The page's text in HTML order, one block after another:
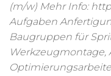
(m/w) Mehr Info:
Aufgaben
Baugruppen für